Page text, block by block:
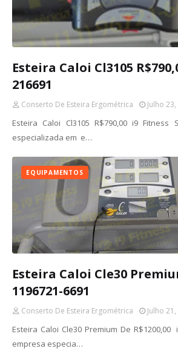
Esteira Caloi Cl3105
216691
Conserto De Esteira Ergométrica Julho
Esteira Caloi Cl3105 R$790,00 i9 Fitness
especializada em e…
EQUIPAMENTOS
Esteira Caloi Cle30
1196721-6691
Conserto De Esteira Ergométrica Julho
Esteira Caloi Cle30 Premium De
empresa especia…